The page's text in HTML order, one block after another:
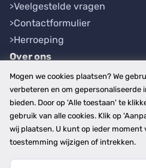
Veelgestelde vragen
Contactformulier
Herroeping
Over ons
Bedrijfsgegevens
Werkwijze
Overzichten
Plaatsen
Provincies
Mogen we cookies plaatsen? We
verbeteren en om gepersonaliseerde
bieden. Door op 'Alle toestaan' te
gebruik van alle cookies. Klik op
wij plaatsen. U kunt op ieder moment
toestemming wijzigen of intrekken.